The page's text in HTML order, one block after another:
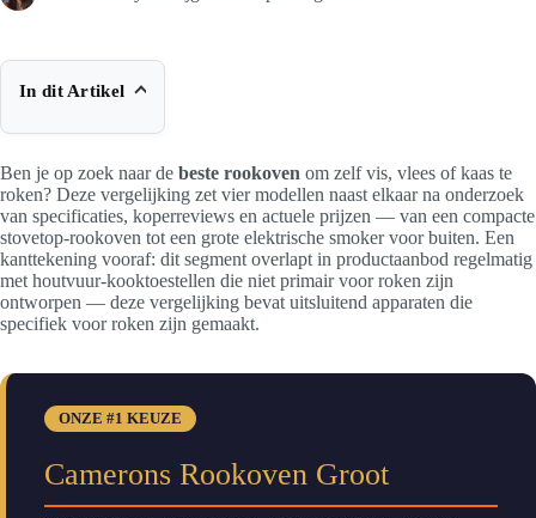
In dit Artikel
Ben je op zoek naar de beste rookoven om zelf vis, vlees of kaas te
roken? Deze vergelijking zet vier modellen naast elkaar na onderzoek
van specificaties, koperreviews en actuele prijzen — van een compacte
stovetop-rookoven tot een grote elektrische smoker voor buiten. Een
kanttekening vooraf: dit segment overlapt in productaanbod regelmatig
met houtvuur-kooktoestellen die niet primair voor roken zijn
ontworpen — deze vergelijking bevat uitsluitend apparaten die
specifiek voor roken zijn gemaakt.
ONZE #1 KEUZE
Camerons Rookoven Groot